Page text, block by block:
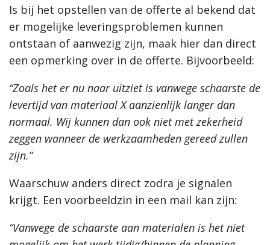
Is bij het opstellen van de offerte al bekend dat
er mogelijke leveringsproblemen kunnen
ontstaan of aanwezig zijn, maak hier dan direct
een opmerking over in de offerte. Bijvoorbeeld:
“Zoals het er nu naar uitziet is vanwege schaarste de
levertijd van materiaal X aanzienlijk langer dan
normaal. Wij kunnen dan ook niet met zekerheid
zeggen wanneer de werkzaamheden gereed zullen
zijn.”
Waarschuw anders direct zodra je signalen
krijgt. Een voorbeeldzin in een mail kan zijn:
“Vanwege de schaarste aan materialen is het niet